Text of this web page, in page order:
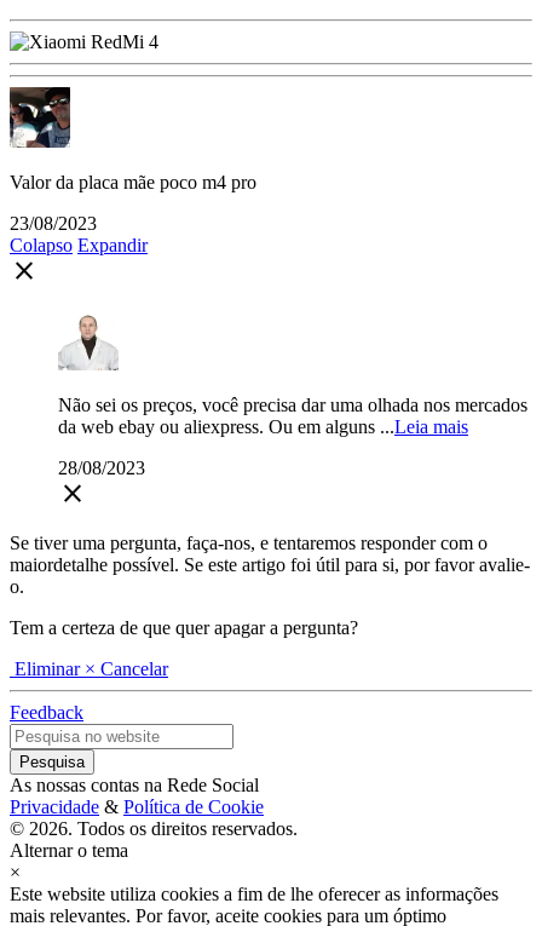
Valor da placa mãe poco m4 pro
23/08/2023
Colapso Expandir
close
Não sei os preços, você precisa dar uma olhada nos mercados
da web ebay ou aliexpress. Ou em alguns ...Leia mais
28/08/2023
close
Se tiver uma pergunta, faça-nos, e tentaremos responder com o
maiordetalhe possível. Se este artigo foi útil para si, por favor avalie-
o.
Tem a certeza de que quer apagar a pergunta?
Eliminar × Cancelar
Feedback
As nossas contas na Rede Social
Privacidade & Política de Cookie
© 2026. Todos os direitos reservados.
Alternar o tema
×
Este website utiliza cookies a fim de lhe oferecer as informações
mais relevantes. Por favor, aceite cookies para um óptimo